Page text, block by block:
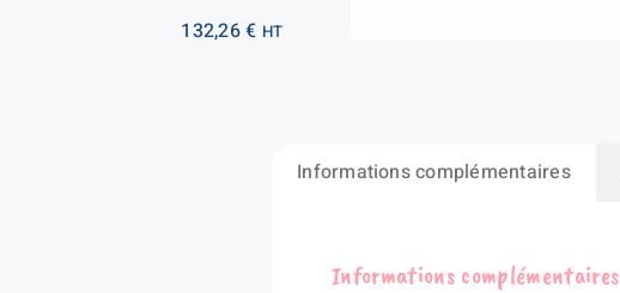
132,26€ HT
Informations complémentaires
Informations complémentaires